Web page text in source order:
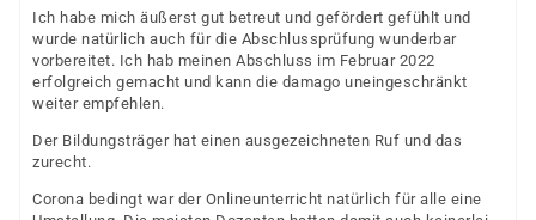
Ich habe mich äußerst gut betreut und gefördert gefühlt und
wurde natürlich auch für die Abschlussprüfung wunderbar
vorbereitet. Ich hab meinen Abschluss im Februar 2022
erfolgreich gemacht und kann die damago uneingeschränkt
weiter empfehlen.
Der Bildungsträger hat einen ausgezeichneten Ruf und das
zurecht.
Corona bedingt war der Onlineunterricht natürlich für alle eine